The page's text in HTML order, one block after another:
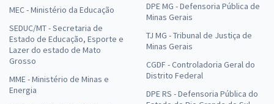
MEC - Ministério da Educação
SEDUC/MT - Secretaria de
Estado de Educação, Esporte e
Lazer do estado de Mato
Grosso
MME - Ministério de Minas e
Energia
DPE MG - Defensoria Pública de
Minas Gerais
TJ MG - Tribunal de Justiça de
Minas Gerais
CGDF - Controladoria Geral do
Distrito Federal
DPE RS - Defensoria Pública do